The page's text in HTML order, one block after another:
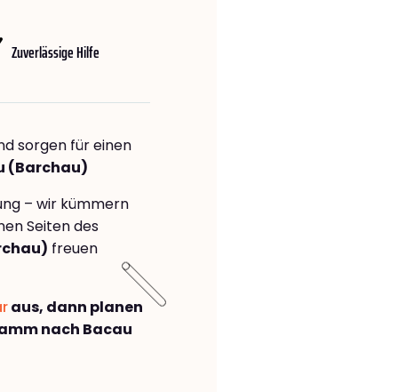
Zuverlässige Hilfe
sorgen für einen
(Barchau)
– wir kümmern
Seiten des
freuen
aus, dann planen
nach Bacau